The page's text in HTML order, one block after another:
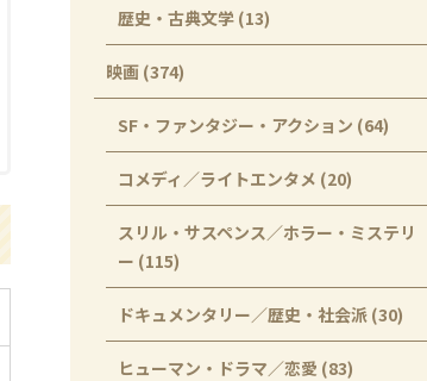
歴史・古典文学 (13)
映画 (374)
SF・ファンタジー・アクション (64)
コメディ／ライトエンタメ (20)
スリル・サスペンス／ホラー・ミステリ
ー (115)
ドキュメンタリー／歴史・社会派 (30)
ヒューマン・ドラマ／恋愛 (83)